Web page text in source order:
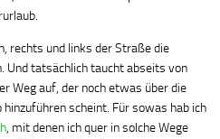
rechts und links der Straße die
Und tatsächlich taucht abseits von
Weg auf, der noch etwas über die
scheint. Für sowas hab ich
, mit denen ich quer in solche Wege